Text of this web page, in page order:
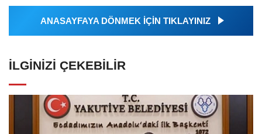
ANASAYFAYA DÖNMEK İÇİN TIKLAYINIZ
İLGINIZI ÇEKEBILIR